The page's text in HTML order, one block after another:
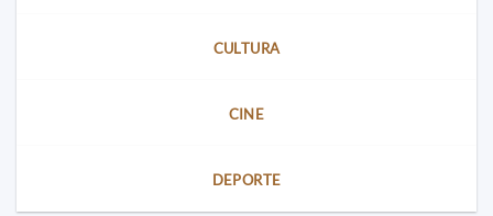
CULTURA
CINE
DEPORTE